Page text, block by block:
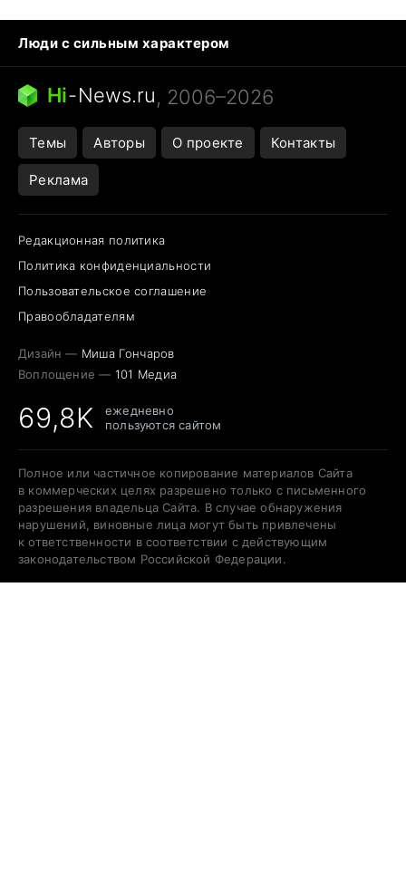
Люди с сильным характером
Кошка писает на кровать
Тунцы в океанариуме
Ядовитые пауки России
Города в ядерной войне
Hi-News.ru, 2006–2026
Темы Авторы О проекте Контакты
Реклама
Редакционная политика
Политика конфиденциальности
Пользовательское соглашение
Правообладателям
Дизайн — Миша Гончаров
Воплощение — 101 Медиа
69,8K
ежедневно
пользуются сайтом
Полное или частичное копирование материалов Сайта
в коммерческих целях разрешено только с письменного
разрешения владельца Сайта. В случае обнаружения
нарушений, виновные лица могут быть привлечены
к ответственности в соответствии с действующим
законодательством Российской Федерации.